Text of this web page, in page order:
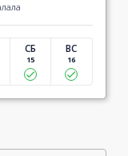
СБ
15
ВС
16